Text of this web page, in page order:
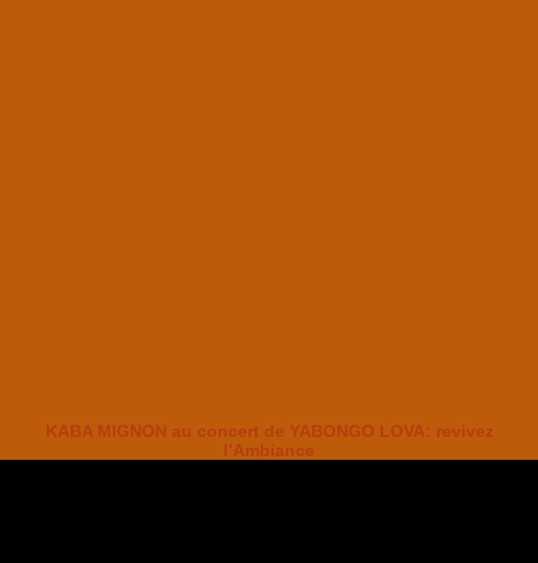
KABA MIGNON au concert de YABONGO LOVA: revivez
l’Ambiance